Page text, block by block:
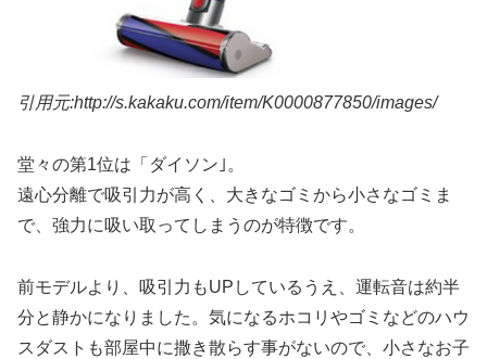
引用元:http://s.kakaku.com/item/K0000877850/images/
堂々の第1位は「ダイソン｣。
遠心分離で吸引力が高く、大きなゴミから小さなゴミま
で、強力に吸い取ってしまうのが特徴です。
前モデルより、吸引力もUPしているうえ、運転音は約半
分と静かになりました。気になるホコリやゴミなどのハウ
スダストも部屋中に撒き散らす事がないので、小さなお子